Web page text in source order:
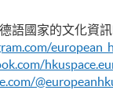
語國家的文化資